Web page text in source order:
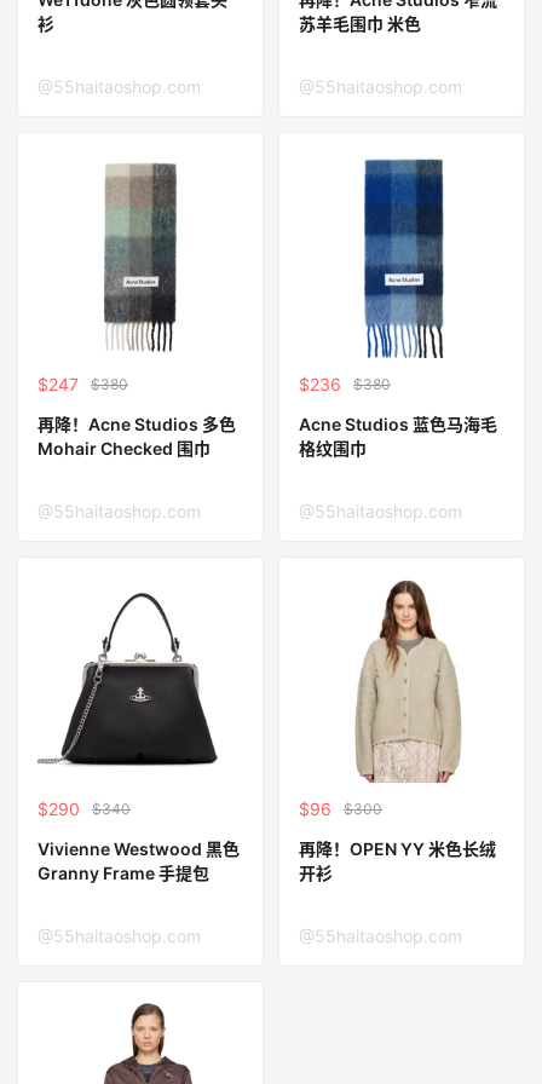
衫
@55haitaoshop.com
苏羊毛围巾 米色
@55haitaoshop.com
$247 $380
再降！Acne Studios 多色
Mohair Checked 围巾
@55haitaoshop.com
$236 $380
Acne Studios 蓝色马海毛
格纹围巾
@55haitaoshop.com
$290 $340
Vivienne Westwood 黑色
Granny Frame 手提包
@55haitaoshop.com
$96 $300
再降！OPEN YY 米色长绒
开衫
@55haitaoshop.com